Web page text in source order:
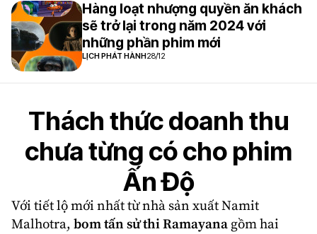
Hàng loạt nhượng quyền ăn khách
sẽ trở lại trong năm 2024 với
những phần phim mới
LỊCH PHÁT HÀNH28/12
Thách thức doanh thu
chưa từng có cho phim
Ấn Độ
Với tiết lộ mới nhất từ nhà sản xuất Namit
Malhotra, bom tấn sử thi Ramayana gồm hai